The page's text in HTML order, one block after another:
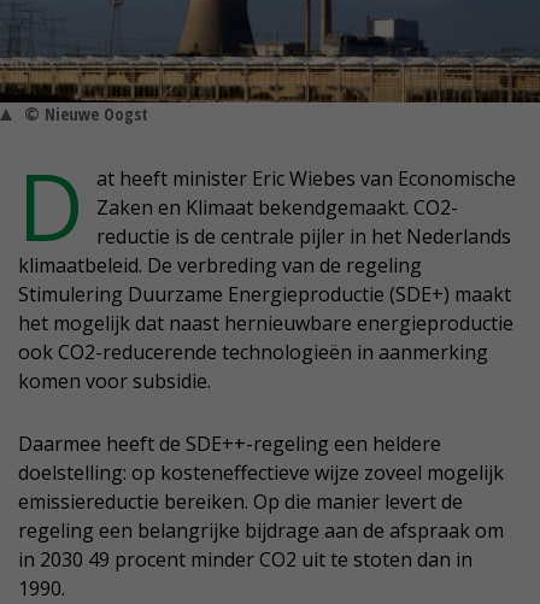
© Nieuwe Oogst
D
at heeft minister Eric Wiebes van Economische
Zaken en Klimaat bekendgemaakt. CO2-
reductie is de centrale pijler in het Nederlands
klimaatbeleid. De verbreding van de regeling
Stimulering Duurzame Energieproductie (SDE+) maakt
het mogelijk dat naast hernieuwbare energieproductie
ook CO2-reducerende technologieën in aanmerking
komen voor subsidie.
Daarmee heeft de SDE++-regeling een heldere
doelstelling: op kosteneffectieve wijze zoveel mogelijk
emissiereductie bereiken. Op die manier levert de
regeling een belangrijke bijdrage aan de afspraak om
in 2030 49 procent minder CO2 uit te stoten dan in
1990.